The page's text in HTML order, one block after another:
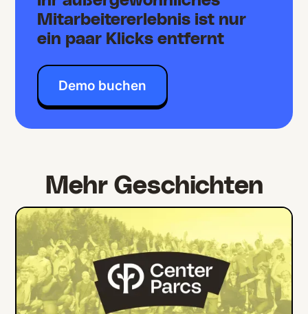
Mitarbeitererlebnis ist nur
ein paar Klicks entfernt
Demo buchen
Mehr Geschichten